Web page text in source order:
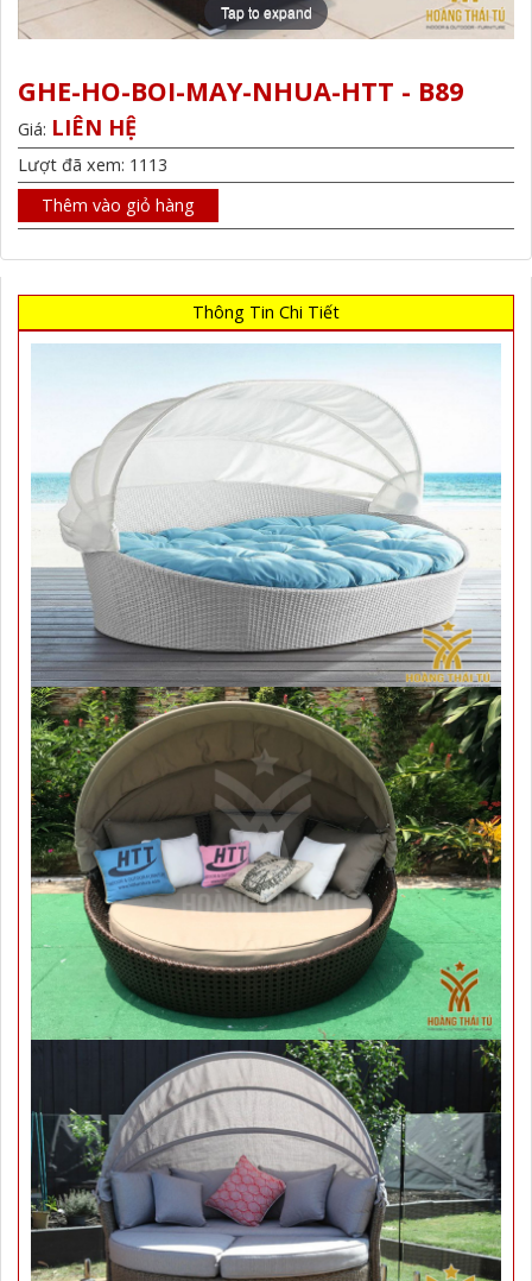
Tap to expand
GHE-HO-BOI-MAY-NHUA-HTT - B89
Giá: LIÊN HỆ
Lượt đã xem: 1113
Thêm vào giỏ hàng
Thông Tin Chi Tiết